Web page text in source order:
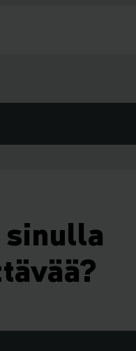
sinulla